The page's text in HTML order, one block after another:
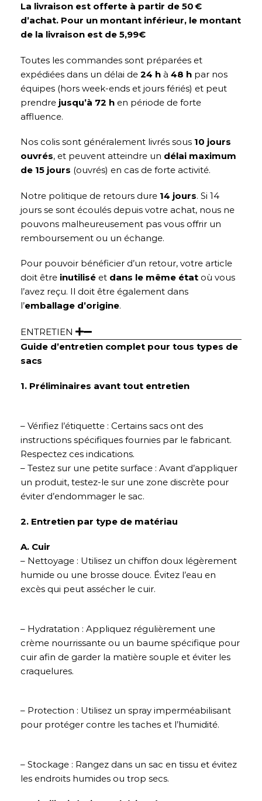
La livraison est offerte à partir de 50 €
d’achat. Pour un montant inférieur, le montant
de la livraison est de 5,99€
Toutes les commandes sont préparées et
expédiées dans un délai de 24 h à 48 h par nos
équipes (hors week-ends et jours fériés) et peut
prendre jusqu’à 72 h en période de forte
affluence.
Nos colis sont généralement livrés sous 10 jours
ouvrés, et peuvent atteindre un délai maximum
de 15 jours (ouvrés) en cas de forte activité.
Notre politique de retours dure 14 jours. Si 14
jours se sont écoulés depuis votre achat, nous ne
pouvons malheureusement pas vous offrir un
remboursement ou un échange.
Pour pouvoir bénéficier d’un retour, votre article
doit être inutilisé et dans le même état où vous
l’avez reçu. Il doit être également dans
l’emballage d’origine.
ENTRETIEN
Guide d’entretien complet pour tous types de
sacs
1. Préliminaires avant tout entretien
– Vérifiez l’étiquette : Certains sacs ont des
instructions spécifiques fournies par le fabricant.
Respectez ces indications.
– Testez sur une petite surface : Avant d’appliquer
un produit, testez-le sur une zone discrète pour
éviter d’endommager le sac.
2. Entretien par type de matériau
A. Cuir
– Nettoyage : Utilisez un chiffon doux légèrement
humide ou une brosse douce. Évitez l’eau en
excès qui peut assécher le cuir.
– Hydratation : Appliquez régulièrement une
crème nourrissante ou un baume spécifique pour
cuir afin de garder la matière souple et éviter les
craquelures.
– Protection : Utilisez un spray imperméabilisant
pour protéger contre les taches et l’humidité.
– Stockage : Rangez dans un sac en tissu et évitez
les endroits humides ou trop secs.